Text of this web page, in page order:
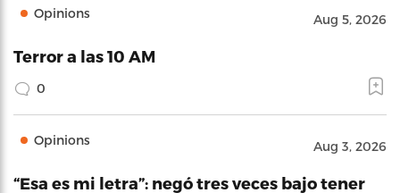
Opinions Aug 5, 2026
Terror a las 10 AM
0
Opinions Aug 3, 2026
“Esa es mi letra”: negó tres veces bajo tener